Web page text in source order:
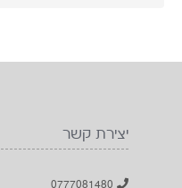
יצירת קשר